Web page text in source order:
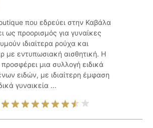
που εδρεύει στην Καβάλα
ως προορισμός για γυναίκες
ιδιαίτερα ρούχα και
με εντυπωσιακή αισθητική. Η
προσφέρει μια συλλογή ειδικά
ειδών, με ιδιαίτερη έμφαση
γυναικεία ...